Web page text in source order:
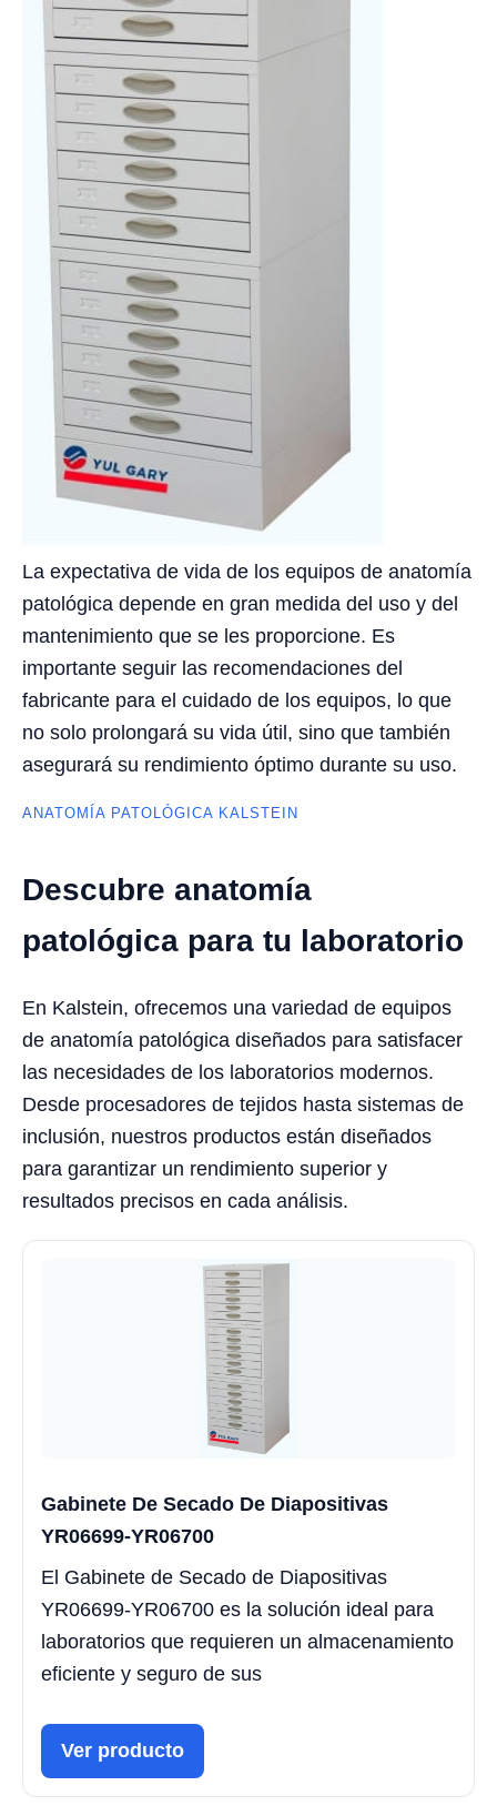
La expectativa de vida de los equipos de anatomía
patológica depende en gran medida del uso y del
mantenimiento que se les proporcione. Es
importante seguir las recomendaciones del
fabricante para el cuidado de los equipos, lo que
no solo prolongará su vida útil, sino que también
asegurará su rendimiento óptimo durante su uso.
ANATOMÍA PATOLÓGICA KALSTEIN
Descubre anatomía
patológica para tu laboratorio
En Kalstein, ofrecemos una variedad de equipos
de anatomía patológica diseñados para satisfacer
las necesidades de los laboratorios modernos.
Desde procesadores de tejidos hasta sistemas de
inclusión, nuestros productos están diseñados
para garantizar un rendimiento superior y
resultados precisos en cada análisis.
Gabinete De Secado De Diapositivas
YR06699-YR06700
El Gabinete de Secado de Diapositivas
YR06699-YR06700 es la solución ideal para
laboratorios que requieren un almacenamiento
eficiente y seguro de sus
Ver producto